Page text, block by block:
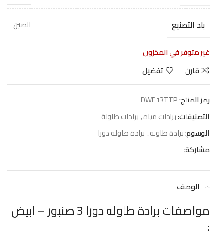
بلد التصنيع
الصين
غير متوفر في المخزون
قارن
تفضيل
رمز المنتج:DWD13TTP
التصنيفات:برادات مياه, برادات طاولة
الوسوم:برادة طاوله, برادة طاوله دورا
مشاركة:
الوصف
مواصفات برادة طاوله دورا 3 صنبور – ابيض
: